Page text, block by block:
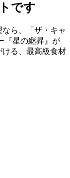
です
ら、「ザ・キャ
『星の継昇』が
る、最高級食材